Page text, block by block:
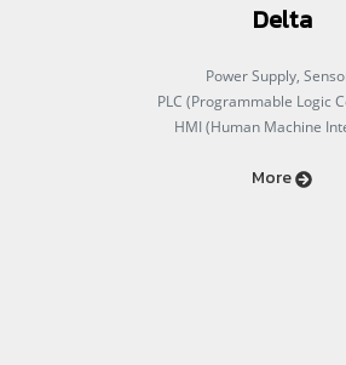
Delta
Power Supply,
PLC (Programmable Logic
HMI (Human Machine
More